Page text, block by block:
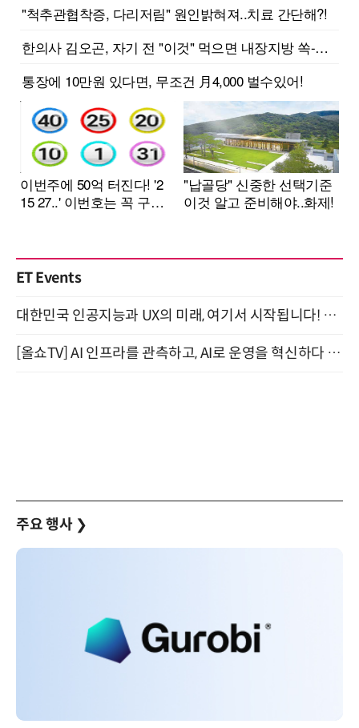
ET Events
대한민국 인공지능과 UX의 미래, 여기서 시작됩니다! UX Korea 2026 - Fall 9월 2일 개최
[올쇼TV] AI 인프라를 관측하고, AI로 운영을 혁신하다 (8월 11일 생방송)
주요 행사 ❯